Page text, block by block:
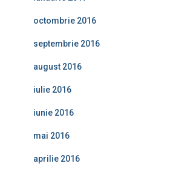
octombrie 2016
septembrie 2016
august 2016
iulie 2016
iunie 2016
mai 2016
aprilie 2016